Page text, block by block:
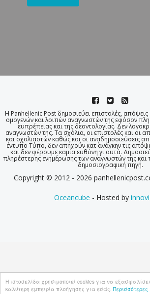
Η ιστοσελίδα χρησιμοποιεί cookies για να εξασφαλίσει
καλύτερη εμπειρία πλοήγησης για εσάς. Περισσότερες
Η Panhellenic Post δημοσιεύει επιστολές, απόψεις
ομογενών και λοιπών αναγνωστών της εφόσον
ευπρέπειας και της δεοντολογίας. Δεν
αναγνωστών της. Τα σχόλια, οι επιστολές και οι
και σχολιαστών καθώς και οι αναδημοσιεύσεις
έντυπο Τύπο, δεν απηχούν κατ΄ ανάγκην τις
και δεν φέρουμε καμία ευθύνη γι αυτά.
πληρέστερης ενημέρωσης των αναγνωστών της
δημοσιογραφική πηγή.
Copyright © 2012 - 2026
Oceancube - Hosted by